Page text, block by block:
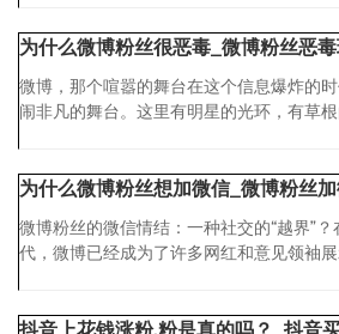
为什么微博粉丝很恶毒_微博粉丝恶
微博，那个喧嚣的舞台在这个信息爆炸的
闹非凡的舞台。这里有明星的光环，有草
为什么微博粉丝想加微信_微博粉丝
微博粉丝的微信情结：一种社交的“越界”
代，微博已经成为了许多网红和意见领袖